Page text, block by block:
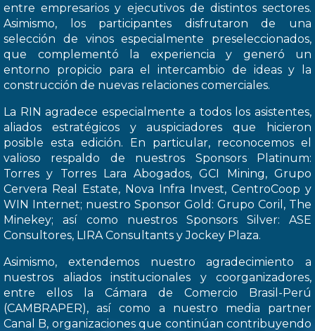
entre empresarios y ejecutivos de distintos sectores.
Asimismo, los participantes disfrutaron de una
selección de vinos especialmente preseleccionados,
que complementó la experiencia y generó un
entorno propicio para el intercambio de ideas y la
construcción de nuevas relaciones comerciales.
La RIN agradece especialmente a todos los asistentes,
aliados estratégicos y auspiciadores que hicieron
posible esta edición. En particular, reconocemos el
valioso respaldo de nuestros Sponsors Platinum:
Torres y Torres Lara Abogados, GCI Mining, Grupo
Cervera Real Estate, Nova Infra Invest, CentroCoop y
WIN Internet; nuestro Sponsor Gold: Grupo Coril, The
Minekey; así como nuestros Sponsors Silver: ASE
Consultores, LIRA Consultants y Jockey Plaza.
Asimismo, extendemos nuestro agradecimiento a
nuestros aliados institucionales y coorganizadores,
entre ellos la Cámara de Comercio Brasil-Perú
(CAMBRAPER), así como a nuestro media partner
Canal B, organizaciones que continúan contribuyendo